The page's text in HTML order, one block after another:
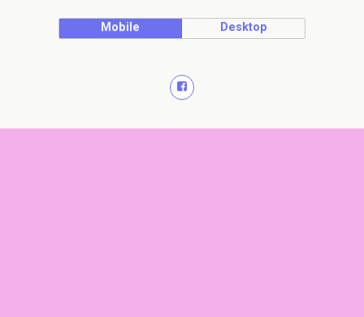
Mobile Desktop